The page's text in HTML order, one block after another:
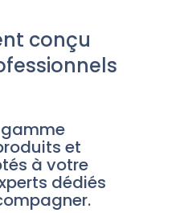
conçu
gamme
et
à votre
dédiés